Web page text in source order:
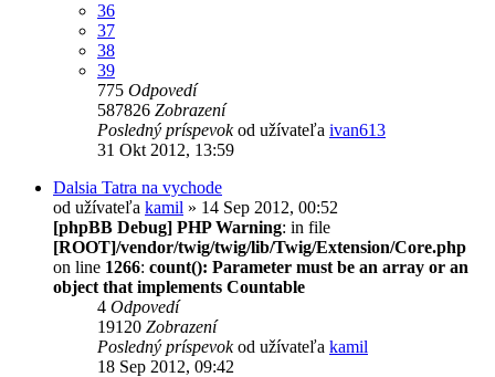
36
37
38
39
775 Odpovedí
587826 Zobrazení
Posledný príspevokod užívateľa ivan613
31 Okt 2012, 13:59
Dalsia Tatra na vychode
od užívateľa kamil » 14 Sep 2012, 00:52
[phpBB Debug] PHP Warning: in file
[ROOT]/vendor/twig/twig/lib/Twig/Extension/Core.php
on line 1266: count(): Parameter must be an array or an
object that implements Countable
4 Odpovedí
19120 Zobrazení
Posledný príspevokod užívateľa kamil
18 Sep 2012, 09:42